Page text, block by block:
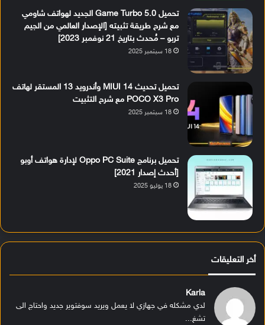
تحميل Game Turbo 5.0 الجديد لهواتف شاومي
مع شرح طريقة تثبيته [الإصدار العالمي من الجيم
تربو – مُحدث بتاريخ 21 نوفمبر 2023]
18 سبتمبر 2025
تحميل تحديث MIUI 14 وأندرويد 13 المستقر لهاتف
POCO X3 Pro مع شرح التثبيت
18 سبتمبر 2025
تحميل برنامج Oppo PC Suite لإدارة هواتف أوبو
[أحدث إصدار 2021]
18 يوليو 2025
أخر التعليقات
Karla
لدي مشكله في جهازي لا يعمل ويريد سوفتوير جديد واحتاج الى
تشغ...